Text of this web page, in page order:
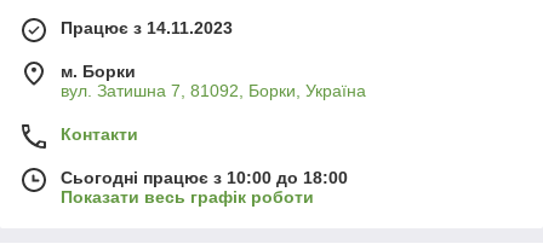
Працює з 14.11.2023
м. Борки
вул. Затишна 7, 81092, Борки, Україна
Контакти
Сьогодні працює з 10:00 до 18:00
Показати весь графік роботи